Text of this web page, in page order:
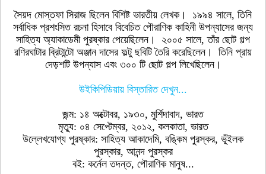
সৈয়দ মোস্তফা সিরাজ ছিলেন বিশিষ্ট ভারতীয় লেখক। ১৯৯৪ সালে, তিনি
সর্বাধিক প্রশংসিত রচনা হিসাবে বিবেচিত পৌরাণিক কাহিনী উপন্যাসের জন্য
সাহিত্য অ্যাকাডেমী পুরষ্কার পেয়েছিলেন। ২০০৫ সালে, তাঁর ছোট গল্প
রণিরঘাটার ব্রিটান্টো অঞ্জান দাসের ফল্টু ছবিটি তৈরি করেছিলেন। তিনি প্রায়
দেড়শটি উপন্যাস এবং ৩০০ টি ছোট গল্প লিখেছিলেন।
উইকিপিডিয়ায় বিস্তারিত দেখুন...
জন্ম: ১৪ অক্টোবর, ১৯৩০, মুর্শিদাবাদ, ভারত
মৃত্যু: ০৪ সেপ্টেম্বর, ২০১২, কলকাতা, ভারত
উল্লেখযোগ্য পুরষ্কার: সাহিত্য আকাদেমি, বঙ্কিম পুরস্কর, ভূঁইলক
পুরস্কার, আনন্দ পুরস্কর
বই: কর্নেল তদন্ত, পৌরাণিক মানুষ...